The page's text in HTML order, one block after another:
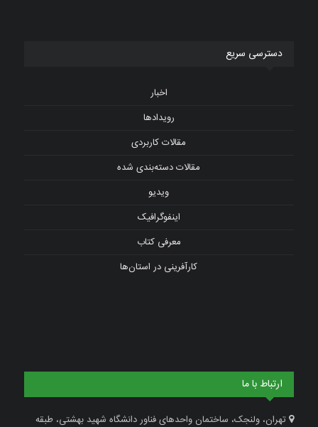
دسترسی سریع
اخبار
رویدادها
مقالات کاربردی
مقالات دسته‌بندی شده
ویدیو
اینفوگرافیک
معرفی کتاب
کارآفرینی در استان‌ها
ارتباط با ما
تهران، ولنجک، ساختمان واحدهای فناور دانشگاه شهید بهشتی، طبقه